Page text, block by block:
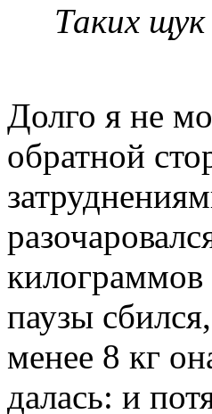
Таких
Долго я не
обратной
паузы
менее 8 кг
далась: и